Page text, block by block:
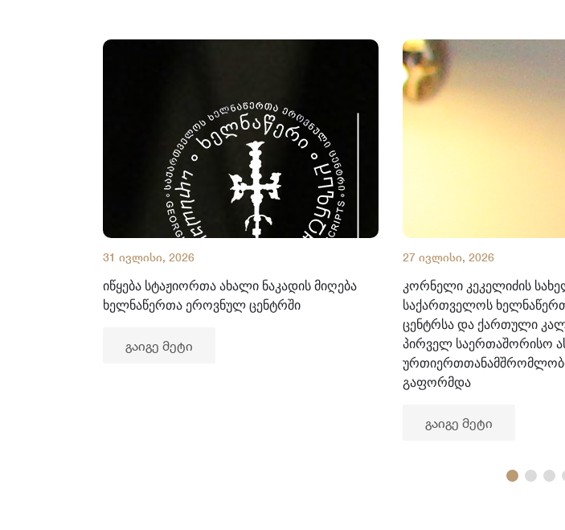
31 ივლისი, 2026
იწყება სტაჟიორთა ახალი ნაკადის მიღება
ხელნაწერთა ეროვნულ ცენტრში
გაიგე მეტი
27 ივლისი, 2026
კორნელი კეკელიძის
საქართველოს
ცენტრსა და ქართული
პირველ საერთაშორისო
გაფორმდა
გაიგე მეტი